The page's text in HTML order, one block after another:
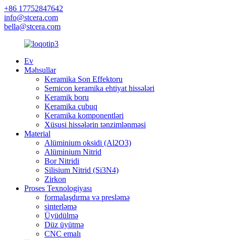
+86 17752847642
info@stcera.com
bella@stcera.com
Ev
Məhsullar
Keramika Son Effektoru
Semicon keramika ehtiyat hissələri
Keramik boru
Keramika çubuq
Keramika komponentləri
Xüsusi hissələrin tənzimlənməsi
Material
Alüminium oksidi (Al2O3)
Alüminium Nitrid
Bor Nitridi
Silisium Nitrid (Si3N4)
Zirkon
Proses Texnologiyası
formalaşdırma və presləmə
sinterləmə
Üyüdülmə
Düz üyütmə
CNC emalı